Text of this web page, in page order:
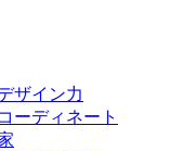
ザイン力
ーディネート